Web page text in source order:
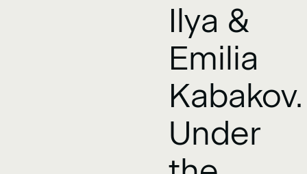
Ilya &
Emilia
Kabakov.
Under